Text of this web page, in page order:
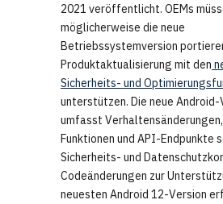
2021 veröffentlicht. OEMs
möglicherweise die neue
Betriebssystemversion
Produktaktualisierung mit den
Sicherheits- und
unterstützen. Die neue Android-
umfasst
Funktionen und API-Endpunkte
Sicherheits- und
Codeänderungen zur
neuesten Android 12-Version